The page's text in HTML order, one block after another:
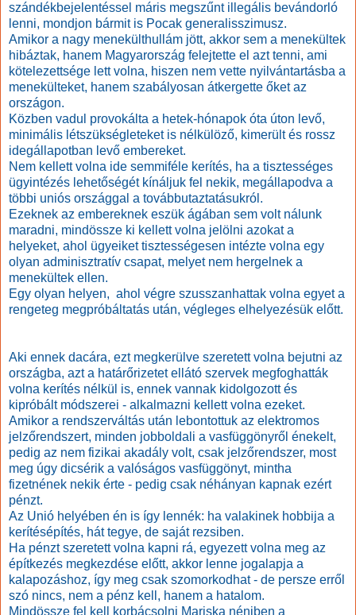
szándékbejelentéssel máris megszűnt illegális bevándorló
lenni, mondjon bármit is Pocak generalisszimusz.
Amikor a nagy menekülthullám jött, akkor sem a menekültek
hibáztak, hanem Magyarország felejtette el azt tenni, ami
kötelezettsége lett volna, hiszen nem vette nyilvántartásba a
menekülteket, hanem szabályosan átkergette őket az
országon.
Közben vadul provokálta a hetek-hónapok óta úton levő,
minimális létszükségleteket is nélkülöző, kimerült és rossz
idegállapotban levő embereket.
Nem kellett volna ide semmiféle kerítés, ha a tisztességes
ügyintézés lehetőségét kínáljuk fel nekik, megállapodva a
többi uniós országgal a továbbutaztatásukról.
Ezeknek az embereknek eszük ágában sem volt nálunk
maradni, mindössze ki kellett volna jelölni azokat a
helyeket, ahol ügyeiket tisztességesen intézte volna egy
olyan adminisztratív csapat, melyet nem hergelnek a
menekültek ellen.
Egy olyan helyen, ahol végre szusszanhattak volna egyet a
rengeteg megpróbáltatás után, végleges elhelyezésük előtt.
Aki ennek dacára, ezt megkerülve szeretett volna bejutni az
országba, azt a határőrizetet ellátó szervek megfoghatták
volna kerítés nélkül is, ennek vannak kidolgozott és
kipróbált módszerei - alkalmazni kellett volna ezeket.
Amikor a rendszerváltás után lebontottuk az elektromos
jelzőrendszert, minden jobboldali a vasfüggönyről énekelt,
pedig az nem fizikai akadály volt, csak jelzőrendszer, most
meg úgy dicsérik a valóságos vasfüggönyt, mintha
fizetnének nekik érte - pedig csak néhányan kapnak ezért
pénzt.
Az Unió helyében én is így lennék: ha valakinek hobbija a
kerítésépítés, hát tegye, de saját rezsiben.
Ha pénzt szeretett volna kapni rá, egyezett volna meg az
építkezés megkezdése előtt, akkor lenne jogalapja a
kalapozáshoz, így meg csak szomorkodhat - de persze erről
szó nincs, nem a pénz kell, hanem a hatalom.
Mindössze fel kell korbácsolni Mariska néniben a